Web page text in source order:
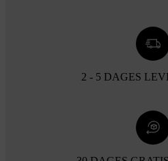
2 - 5 DAGES